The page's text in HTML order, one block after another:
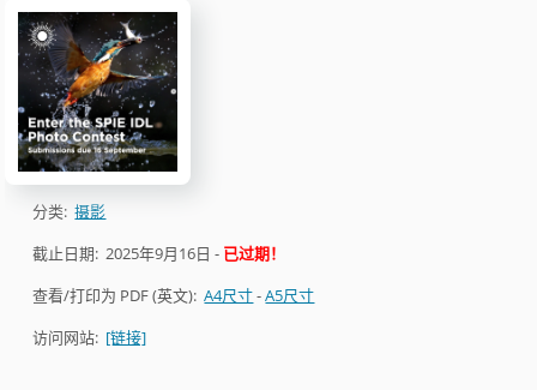
分类:摄影
截止日期:2025年9月16日 - 已过期！
查看/打印为 PDF (英文):A4尺寸-A5尺寸
访问网站: [链接]